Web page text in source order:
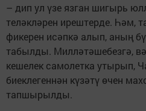
– дип ул үзе язган шигырь
теләкләрен ирештерде. Һәм,
фикерен исәпкә алып, аның
табылды. Милләтәшебезгә,
кешелек самолетка утырып,
биеклегеннән күзәтү өчен
тапшырылды.